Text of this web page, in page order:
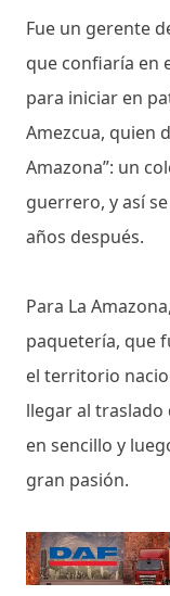
Fue un gerente
que confiaría en
para iniciar en
Amezcua, quien
Amazona”: un
guerrero, y así
años después.
Para La
paquetería, que
el territorio
llegar al
en sencillo y
gran pasión.